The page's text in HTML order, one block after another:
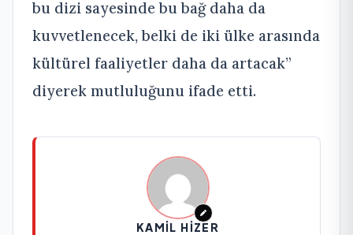
bu dizi sayesinde bu bağ daha da
kuvvetlenecek, belki de iki ülke arasında
kültürel faaliyetler daha da artacak”
diyerek mutluluğunu ifade etti.
KAMIL HIZER